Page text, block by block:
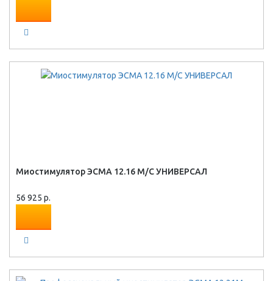
Миостимулятор ЭСМА 12.16 М/С УНИВЕРСАЛ
56 925 р.